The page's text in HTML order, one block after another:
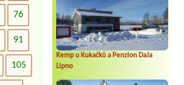
Kemp u Kukačků a Penzion DaJa
Lipno
76
91
105